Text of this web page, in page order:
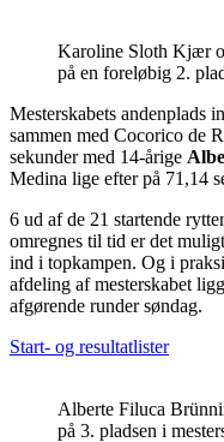
Karoline Sloth Kjær
på en foreløbig 2.
Mesterskabets andenplads
sammen med Cocorico de
sekunder med 14-årige
Medina lige efter på 71,14
6 ud af de 21 startende
omregnes til tid er det
ind i topkampen. Og i
afdeling af mesterskabet
afgørende runder søndag.
Start- og resultatlister
Alberte Filuca
på 3. pladsen i